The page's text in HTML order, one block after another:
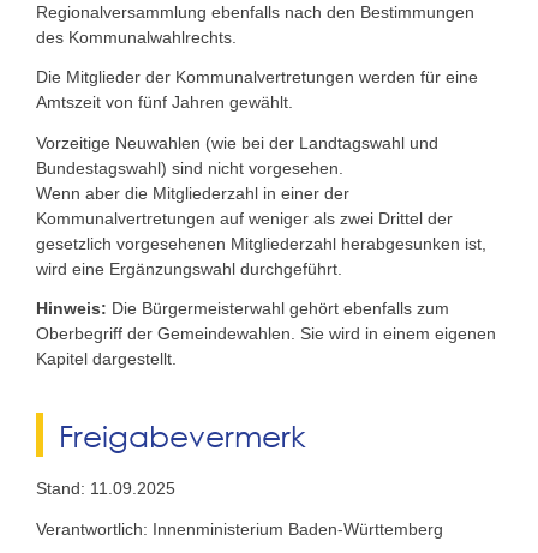
Regionalversammlung ebenfalls nach den Bestimmungen
des Kommunalwahlrechts.
Die Mitglieder der Kommunalvertretungen werden für eine
Amtszeit von fünf Jahren gewählt.
Vorzeitige Neuwahlen (wie bei der Landtagswahl und
Bundestagswahl) sind nicht vorgesehen.
Wenn aber die Mitgliederzahl in einer der
Kommunalvertretungen auf weniger als zwei Drittel der
gesetzlich vorgesehenen Mitgliederzahl herabgesunken ist,
wird eine Ergänzungswahl durchgeführt.
Hinweis: Die Bürgermeisterwahl gehört ebenfalls zum
Oberbegriff der Gemeindewahlen. Sie wird in einem eigenen
Kapitel dargestellt.
Freigabevermerk
Stand: 11.09.2025
Verantwortlich: Innenministerium Baden-Württemberg